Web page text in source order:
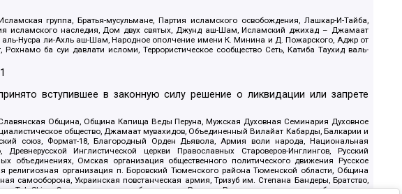
группа, Братья-мусульмане, Партия исламского освобождения, Лашкар-И-Тайба,
исламского наследия, Дом двух святых, Джунд аш-Шам, Исламский джихад – Джамаат
аль-Нусра ли-Ахль аш-Шам, Народное ополчение имени К. Минина и Д. Пожарского, Аджр от
ба суи давлати исломи, Террористическое сообщество Сеть, Катиба Таухид валь-
вступившее в законную силу решение о ликвидации или запрете
Община, Община Капища Веды Перуна, Мужская Духовная Семинария Духовное
общество, Джамаат мувахидов, Объединенный Вилайат Кабарды, Балкарии и
союз, Формат-18, Благородный Орден Дьявола, Армия воли народа, Национальная
Инглистической церкви Православных Староверов-Инглингов, Русский
Омская организация общественного политического движения Русское
религиозная организация п. Боровский Тюменского района Тюменской области, Община
самооборона, Украинская повстанческая армия, Тризуб им. Степана Бандеры, Братство,
Этнополитическое объединение Русские, Русское национальное объединение